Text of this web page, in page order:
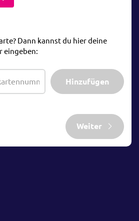
Dann kannst du hier deine
eingeben:
Hinzufügen
Weiter